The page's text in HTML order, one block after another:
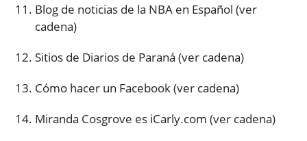
Blog de noticias de la NBA en Español (ver
cadena)
Sitios de Diarios de Paraná (ver cadena)
Cómo hacer un Facebook (ver cadena)
Miranda Cosgrove es iCarly.com (ver cadena)